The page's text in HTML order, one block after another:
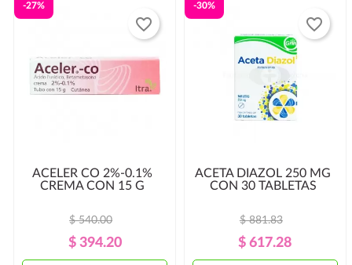
ACELER CO 2%-0.1%
CREMA CON 15 G
Precio
Regular
$ 540.00
Precio
$ 394.20
-27%
favorite_border
ACETA DIAZOL 250 MG
CON 30 TABLETAS
Precio
Regular
$ 881.83
Precio
$ 617.28
-30%
favorite_border